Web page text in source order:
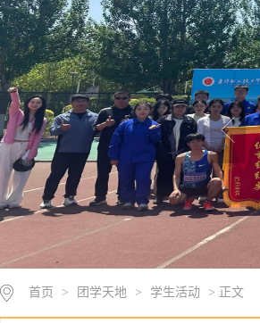
首页 > 团学天地 > 学生活动 > 正文